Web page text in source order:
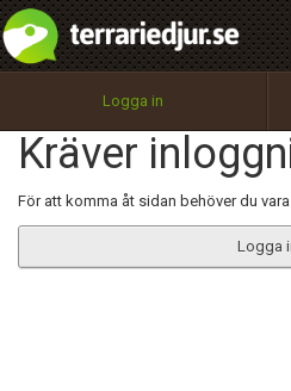
Logga in
Kräver
För att komma åt sidan behöver du
Logga
OK
integritetspolicy
Namn:
Epost:
Begär nytt lösenord